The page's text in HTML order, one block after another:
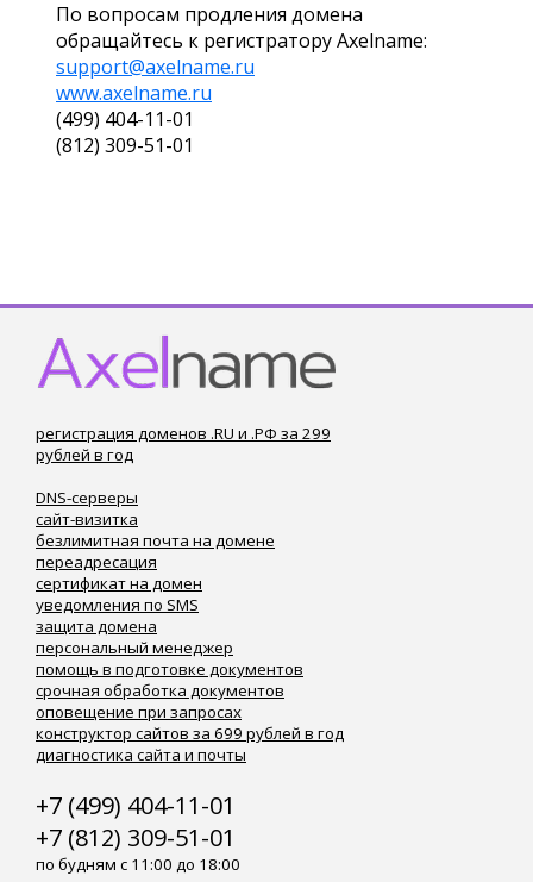
По вопросам продления домена
обращайтесь к регистратору Axelname:
support@axelname.ru
www.axelname.ru
(499) 404-11-01
(812) 309-51-01
регистрация доменов .RU и .РФ за 299
рублей в год
DNS-серверы
сайт-визитка
безлимитная почта на домене
переадресация
сертификат на домен
уведомления по SMS
защита домена
персональный менеджер
помощь в подготовке документов
срочная обработка документов
оповещение при запросах
конструктор сайтов за 699 рублей в год
диагностика сайта и почты
+7 (499) 404-11-01
+7 (812) 309-51-01
по будням с 11:00 до 18:00